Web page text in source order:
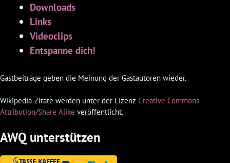
Downloads
Links
Videoclips
Entspanne dich!
Gastbeiträge geben die Meinung der Gastautoren wieder.
Wikipedia-Zitate werden unter der Lizenz Creative Commons
Attribution/Share Alike veröffentlicht.
AWQ unterstützen